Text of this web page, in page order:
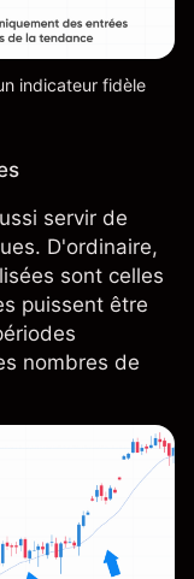
indicateur fidèle
servir de
D'ordinaire,
sont celles
puissent être
nombres de